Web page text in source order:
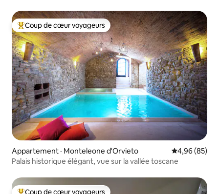
Coup de cœur voyageurs parmi les plus aimés
Coup de cœur voyageurs
Appartement · Monteleone d'Orvieto Note
4,96 (85)
Palais historique élégant, vue sur la vallée toscane
Coup de cœur voyageurs